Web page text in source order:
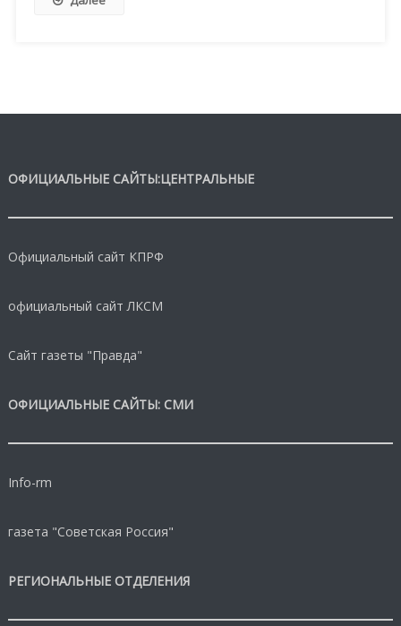
ОФИЦИАЛЬНЫЕ САЙТЫ:ЦЕНТРАЛЬНЫЕ
Официальный сайт КПРФ
официальный сайт ЛКСМ
Сайт газеты "Правда"
ОФИЦИАЛЬНЫЕ САЙТЫ: СМИ
Info-rm
газета "Советская Россия"
РЕГИОНАЛЬНЫЕ ОТДЕЛЕНИЯ